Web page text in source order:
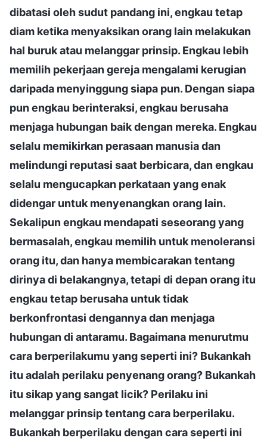
dibatasi oleh sudut pandang ini, engkau tetap
diam ketika menyaksikan orang lain melakukan
hal buruk atau melanggar prinsip. Engkau lebih
memilih pekerjaan gereja mengalami kerugian
daripada menyinggung siapa pun. Dengan siapa
pun engkau berinteraksi, engkau berusaha
menjaga hubungan baik dengan mereka. Engkau
selalu memikirkan perasaan manusia dan
melindungi reputasi saat berbicara, dan engkau
selalu mengucapkan perkataan yang enak
didengar untuk menyenangkan orang lain.
Sekalipun engkau mendapati seseorang yang
bermasalah, engkau memilih untuk menoleransi
orang itu, dan hanya membicarakan tentang
dirinya di belakangnya, tetapi di depan orang itu
engkau tetap berusaha untuk tidak
berkonfrontasi dengannya dan menjaga
hubungan di antaramu. Bagaimana menurutmu
cara berperilakumu yang seperti ini? Bukankah
itu adalah perilaku penyenang orang? Bukankah
itu sikap yang sangat licik? Perilaku ini
melanggar prinsip tentang cara berperilaku.
Bukankah berperilaku dengan cara seperti ini